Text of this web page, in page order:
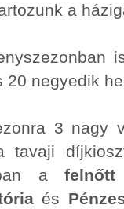
a
20 negyedik
3 nagy
tavaji
afelnőtt
és